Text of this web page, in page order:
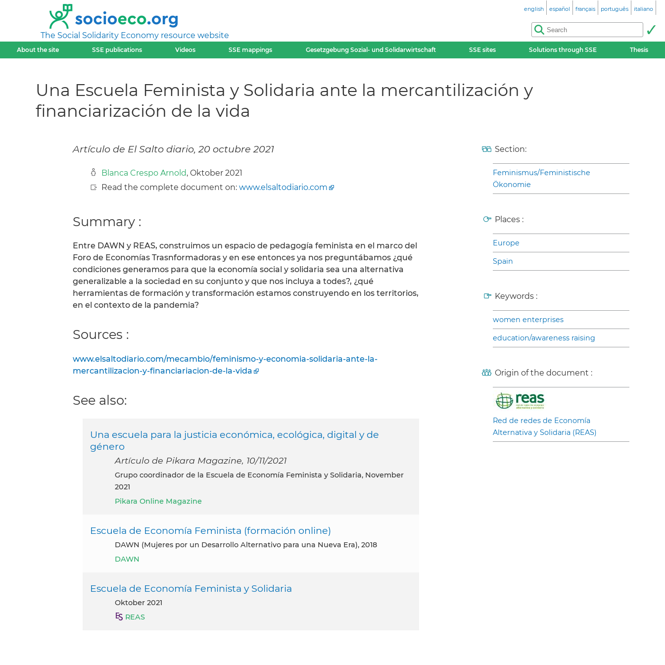
The Social Solidarity Economy resource website
english español français português italiano
About the site SSE publications Videos SSE mappings Gesetzgebung Sozial- und Solidarwirtschaft SSE sites Solutions through SSE Thesis
Una Escuela Feminista y Solidaria ante la mercantilización y
financiarización de la vida
Artículo de El Salto diario, 20 octubre 2021
Blanca Crespo Arnold, Oktober 2021
Read the complete document on: www.elsaltodiario.com
Summary :
Entre DAWN y REAS, construimos un espacio de pedagogía feminista en el marco del
Foro de Economías Trasnformadoras y en ese entonces ya nos preguntábamos ¿qué
condiciones generamos para que la economía social y solidaria sea una alternativa
generalizable a la sociedad en su conjunto y que nos incluya a todes?, ¿qué
herramientas de formación y transformación estamos construyendo en los territorios,
en el contexto de la pandemia?
Sources :
www.elsaltodiario.com/mecambio/feminismo-y-economia-solidaria-ante-la-
mercantilizacion-y-financiariacion-de-la-vida
See also:
Una escuela para la justicia económica, ecológica, digital y de
género
Artículo de Pikara Magazine, 10/11/2021
Grupo coordinador de la Escuela de Economía Feminista y Solidaria, November
2021
Pikara Online Magazine
Escuela de Economía Feminista (formación online)
DAWN (Mujeres por un Desarrollo Alternativo para una Nueva Era), 2018
DAWN
Escuela de Economía Feminista y Solidaria
Oktober 2021
REAS
Section:
Feminismus/Feministische
Ökonomie
Places :
Europe
Spain
Keywords :
women enterprises
education/awareness raising
Origin of the document :
Red de redes de Economía
Alternativa y Solidaria (REAS)